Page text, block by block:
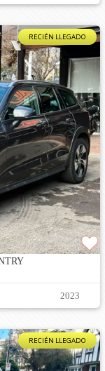
RECIÉN LLEGADO
2023
RECIÉN LLEGADO